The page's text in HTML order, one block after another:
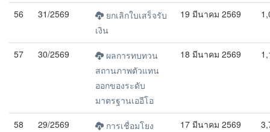
56 31/2569
ยกเลิกใบเสร็จรับ
เงิน
19 มีนาคม 2569
57 30/2569
ผลการทบทวน
สถานภาพตัวแทน
ออกของระดับ
มาตรฐานเออีโอ
18 มีนาคม 2569
58 29/2569
การเชื่อมโยง
17 มีนาคม 2569